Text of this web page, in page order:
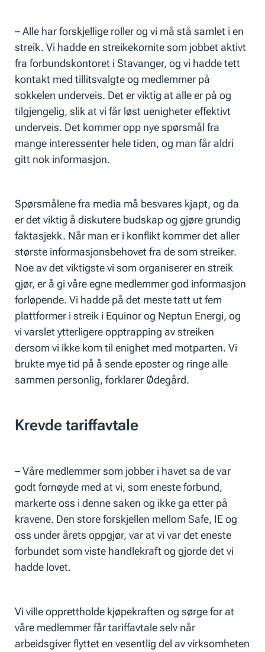
– Alle har forskjellige roller og vi må stå samlet i en
streik. Vi hadde en streikekomite som jobbet aktivt
fra forbundskontoret i Stavanger, og vi hadde tett
kontakt med tillitsvalgte og medlemmer på
sokkelen underveis. Det er viktig at alle er på og
tilgjengelig, slik at vi får løst uenigheter effektivt
underveis. Det kommer opp nye spørsmål fra
mange interessenter hele tiden, og man får aldri
gitt nok informasjon.
Spørsmålene fra media må besvares kjapt, og da
er det viktig å diskutere budskap og gjøre grundig
faktasjekk. Når man er i konflikt kommer det aller
største informasjonsbehovet fra de som streiker.
Noe av det viktigste vi som organiserer en streik
gjør, er å gi våre egne medlemmer god informasjon
forløpende. Vi hadde på det meste tatt ut fem
plattformer i streik i Equinor og Neptun Energi, og
vi varslet ytterligere opptrapping av streiken
dersom vi ikke kom til enighet med motparten. Vi
brukte mye tid på å sende eposter og ringe alle
sammen personlig, forklarer Ødegård.
Krevde tariffavtale
– Våre medlemmer som jobber i havet sa de var
godt fornøyde med at vi, som eneste forbund,
markerte oss i denne saken og ikke ga etter på
kravene. Den store forskjellen mellom Safe, IE og
oss under årets oppgjør, var at vi var det eneste
forbundet som viste handlekraft og gjorde det vi
hadde lovet.
Vi ville opprettholde kjøpekraften og sørge for at
våre medlemmer får tariffavtale selv når
arbeidsgiver flyttet en vesentlig del av virksomheten